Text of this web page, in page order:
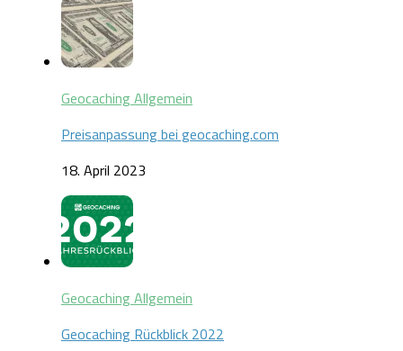
Geocaching Allgemein
Preisanpassung bei geocaching.com
18. April 2023
Geocaching Allgemein
Geocaching Rückblick 2022